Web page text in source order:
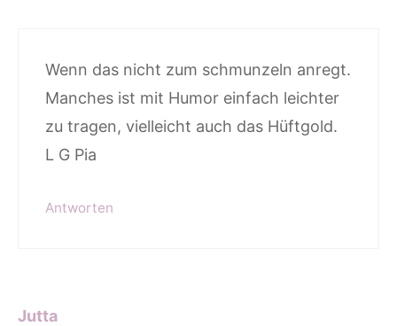
Wenn das nicht zum schmunzeln anregt.
Manches ist mit Humor einfach leichter
zu tragen, vielleicht auch das Hüftgold.
L G Pia
Antworten
Jutta